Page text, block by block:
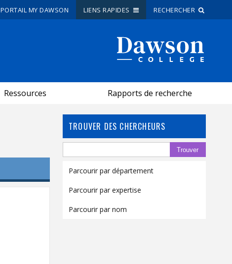
PORTAIL MY DAWSON LIENS RAPIDES RECHERCHER
Ressources Rapports de recherche
TROUVER DES CHERCHEURS
Parcourir par département
Parcourir par expertise
Parcourir par nom
Recherche sur le site
portail My Dawson ///
Comment postuler
Carrières